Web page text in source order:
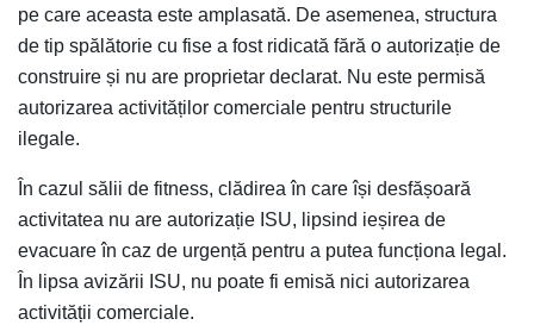
pe care aceasta este amplasată. De asemenea, structura
de tip spălătorie cu fise a fost ridicată fără o autorizație de
construire și nu are proprietar declarat. Nu este permisă
autorizarea activităților comerciale pentru structurile
ilegale.
În cazul sălii de fitness, clădirea în care își desfășoară
activitatea nu are autorizație ISU, lipsind ieșirea de
evacuare în caz de urgență pentru a putea funcționa legal.
În lipsa avizării ISU, nu poate fi emisă nici autorizarea
activității comerciale.